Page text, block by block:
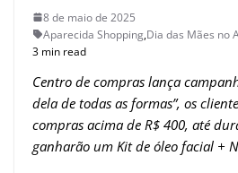
8 de maio de 2025
Aparecida Shopping,Dia das Mães no
3 min read
Centro de compras lança
dela de todas as formas”, os
compras acima de R$ 400, até
ganharão um Kit de óleo facial +